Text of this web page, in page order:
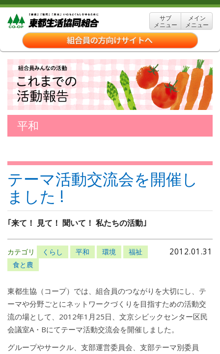
サブ
メニュー
メイン
メニュー
平和
テーマ活動交流会を開催し
ました !
｢来て！ 見て！ 聞いて！ 私たちの活動｣
2012.01.31
カテゴリ くらし 平和 環境
福祉
食と農
東都生協（コープ）では、組合員のつながりを大切にし、テ
ーマや分野ごとにネットワークづくりを目指すための活動交
流の場として、2012年1月25日、文京シビックセンター区民
会議室A・Bにてテーマ活動交流会を開催しました。
グループやサークル、支部運営委員会、支部テーマ別委員